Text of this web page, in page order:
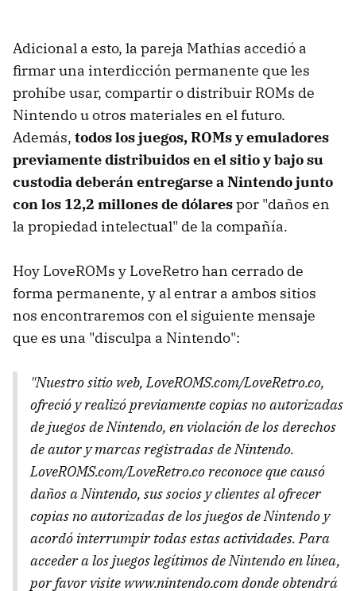
Adicional a esto, la pareja Mathias accedió a
firmar una interdicción permanente que les
prohíbe usar, compartir o distribuir ROMs de
Nintendo u otros materiales en el futuro.
Además, todos los juegos, ROMs y emuladores
previamente distribuidos en el sitio y bajo su
custodia deberán entregarse a Nintendo junto
con los 12,2 millones de dólarespor "daños en
la propiedad intelectual" de la compañía.
Hoy LoveROMs y LoveRetro han cerrado de
forma permanente, y al entrar a ambos sitios
nos encontraremos con el siguiente mensaje
que es una "disculpa a Nintendo":
"Nuestro sitio web, LoveROMS.com/LoveRetro.co,
ofreció y realizó previamente copias no autorizadas
de juegos de Nintendo, en violación de los derechos
de autor y marcas registradas de Nintendo.
LoveROMS.com/LoveRetro.co reconoce que causó
daños a Nintendo, sus socios y clientes al ofrecer
copias no autorizadas de los juegos de Nintendo y
acordó interrumpir todas estas actividades. Para
acceder a los juegos legítimos de Nintendo en línea,
por favor visite www.nintendo.com donde obtendrá